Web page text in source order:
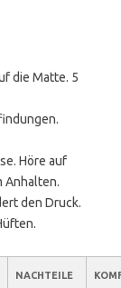
die Matte. 5
Höre auf
Anhalten.
den Druck.
NACHTEILE